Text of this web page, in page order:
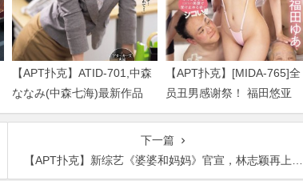
【APT扑克】ATID-701,中森
ななみ(中森七海)最新作品
2026/09/01发布！
【APT扑克】[MIDA-765]全
员丑男感谢祭！ 福田悠亚
（福田ゆあ）解禁大乱交！
下一篇
【APT扑克】新综艺《婆婆和妈妈》官宣，林志颖再上芒果台粉丝：终于等到你